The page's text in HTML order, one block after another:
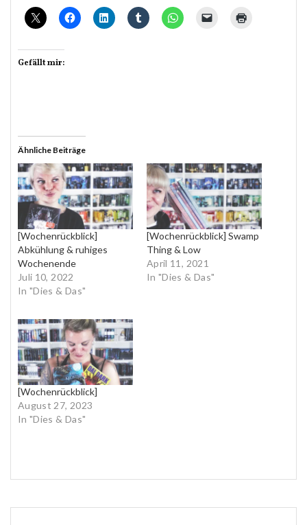
Gefällt mir:
Ähnliche Beiträge
[Wochenrückblick]
Abkühlung & ruhiges
Wochenende
Juli 10, 2022
In "Dies & Das"
[Wochenrückblick] Swamp
Thing & Low
April 11, 2021
In "Dies & Das"
[Wochenrückblick]
August 27, 2023
In "Dies & Das"